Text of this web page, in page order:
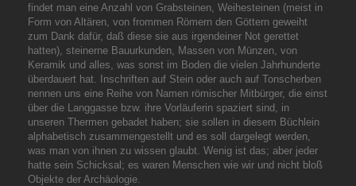
findet man eine Anzahl von Grabsteinen, Weihesteinen (meist in
Form von Altären, von frommen Römern den Göttern geweiht
zum Dank dafür, daß diese sie aus irgendeiner Not gerettet
hatten), steinerne Bauurkunden, Massen von Münzen, von
Keramik und alles, was sonst im Boden die vielen Jahrhunderte
überdauert hat. Inschriften auf Stein oder auch auf Tonscherben
nennen uns eine Reihe von Namen römischer Mitbürger, die einst
über die Langgasse bzw. ihre Vorläuferin spaziert sind, in
unseren Thermen gebadet haben; sie sollen in diesem Büchlein
alphabetisch zusammengestellt und es soll dargelegt werden,
was man von ihnen zu wissen glaubt. Wenig ist das; aber jeder
hatte sein Schicksal; es waren Menschen wie wir und nicht bloß
Objekte der Archäologie.